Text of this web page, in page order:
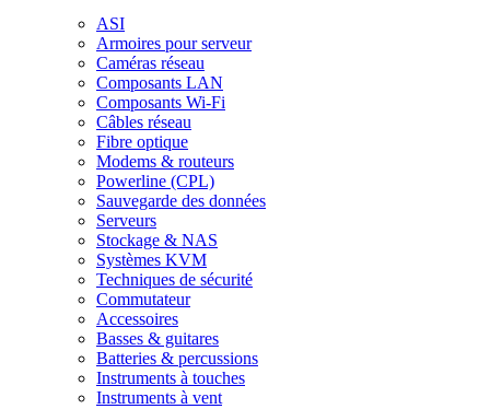
ASI
Armoires pour serveur
Caméras réseau
Composants LAN
Composants Wi-Fi
Câbles réseau
Fibre optique
Modems & routeurs
Powerline (CPL)
Sauvegarde des données
Serveurs
Stockage & NAS
Systèmes KVM
Techniques de sécurité
Commutateur
Accessoires
Basses & guitares
Batteries & percussions
Instruments à touches
Instruments à vent